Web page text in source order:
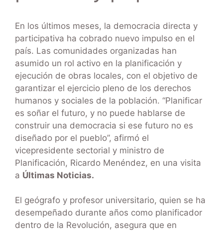
En los últimos meses, la democracia directa y
participativa ha cobrado nuevo impulso en el
país. Las comunidades organizadas han
asumido un rol activo en la planificación y
ejecución de obras locales, con el objetivo de
garantizar el ejercicio pleno de los derechos
humanos y sociales de la población. “Planificar
es soñar el futuro, y no puede hablarse de
construir una democracia si ese futuro no es
diseñado por el pueblo”, afirmó el
vicepresidente sectorial y ministro de
Planificación, Ricardo Menéndez, en una visita
a Últimas Noticias.
El geógrafo y profesor universitario, quien se ha
desempeñado durante años como planificador
dentro de la Revolución, asegura que en